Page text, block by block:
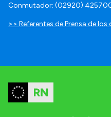
Conmutador: (02920)
>> Referentes de Prensa de